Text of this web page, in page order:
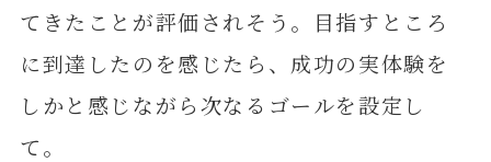
てきたことが評価されそう。目指すところ
に到達したのを感じたら、成功の実体験を
しかと感じながら次なるゴールを設定し
て。